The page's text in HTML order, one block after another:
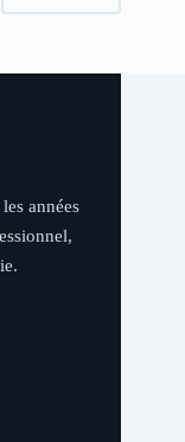
années